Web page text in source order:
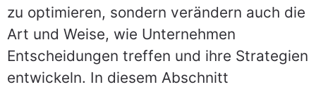
zu optimieren, sondern verändern auch die
Art und Weise, wie Unternehmen
Entscheidungen treffen und ihre Strategien
entwickeln. In diesem Abschnitt